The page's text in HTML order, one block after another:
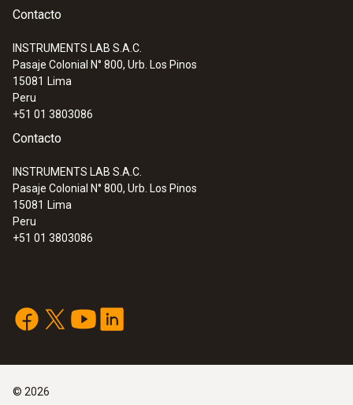
:0632 0316
:0563 3163
Contacto
INSTRUMENTS LAB S.A.C.
Pasaje Colonial N° 800, Urb. Los Pinos
15081 Lima
Peru
+51 01 3803086
Contacto
INSTRUMENTS LAB S.A.C.
Pasaje Colonial N° 800, Urb. Los Pinos
15081 Lima
Peru
+51 01 3803086
© 2026